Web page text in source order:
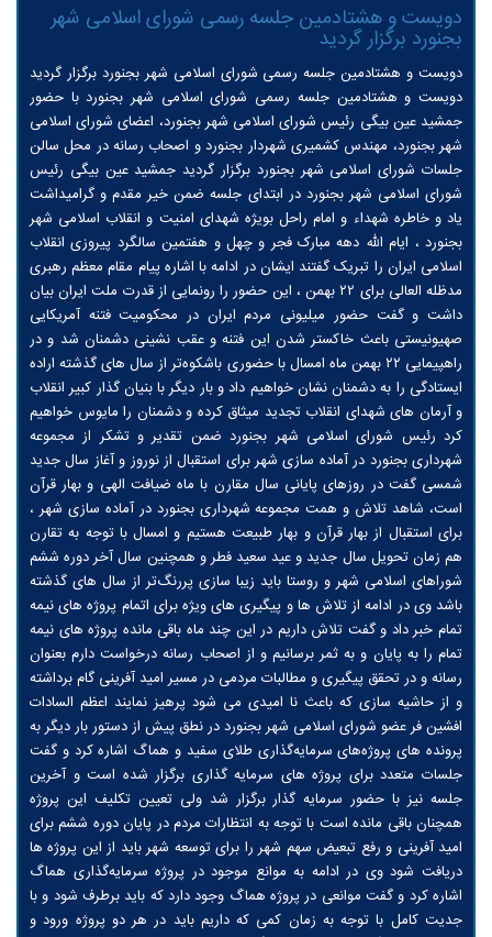
دویست و هشتادمین جلسه رسمی شورای اسلامی شهر
بجنورد برگزار گردید
دویست و هشتادمین جلسه رسمی شورای اسلامی شهر بجنورد برگزار گردید
دویست و هشتادمین جلسه رسمی شورای اسلامی شهر بجنورد با حضور
جمشید عین بیگی رئیس شورای اسلامی شهر بجنورد، اعضای شورای اسلامی
شهر بجنورد، مهندس کشمیری شهردار بجنورد و اصحاب رسانه در محل سالن
جلسات شورای اسلامی شهر بجنورد برگزار گردید جمشید عین بیگی رئیس
شورای اسلامی شهر بجنورد در ابتدای جلسه ضمن خیر مقدم و گرامیداشت
یاد و خاطره شهداء و امام راحل بویژه شهدای امنیت و انقلاب اسلامی شهر
بجنورد ، ایام الله دهه مبارک فجر و چهل و هفتمین سالگرد پیروزی انقلاب
اسلامی ایران را تبریک گفتند ایشان در ادامه با اشاره پیام مقام معظم رهبری
مدظله العالی برای ۲۲ بهمن ، این حضور را رونمایی از قدرت ملت ایران بیان
داشت و گفت حضور میلیونی مردم ایران در محکومیت فتنه آمریکایی
صهیونیستی باعث خاکستر شدن این فتنه و عقب نشینی دشمنان شد و در
راهپیمایی ۲۲ بهمن ماه امسال با حضوری باشکوه‌تر از سال های گذشته اراده
ایستادگی را به دشمنان نشان خواهیم داد و بار دیگر با بنیان گذار کبیر انقلاب
و آرمان های شهدای انقلاب تجدید میثاق کرده و دشمنان را مایوس خواهیم
کرد رئیس‌ شورای اسلامی شهر بجنورد ضمن تقدیر و تشکر از مجموعه
شهرداری بجنورد در آماده سازی شهر برای استقبال از نوروز و آغاز سال جدید
شمسی گفت در روزهای پایانی سال مقارن با ماه ضیافت الهی و بهار قرآن
است، شاهد تلاش و همت مجموعه شهرداری بجنورد در آماده سازی شهر ،
برای استقبال از بهار قرآن و بهار طبیعت هستیم و امسال با توجه به تقارن
هم زمان تحویل سال جدید و عيد سعید فطر و همچنین سال آخر دوره ششم
شوراهای اسلامی شهر و روستا باید زیبا سازی پررنگ‌تر از سال های گذشته
باشد وی در ادامه از تلاش ها و پیگیری های ویژه برای اتمام پروژه های نیمه
تمام خبر داد و گفت تلاش داریم در این چند ماه باقی مانده پروژه های نیمه
تمام را به پایان و به ثمر برسانیم و از اصحاب رسانه درخواست دارم بعنوان
رسانه و در تحقق پیگیری و مطالبات مردمی در مسیر امید آفرینی گام برداشته
و از حاشیه سازی که باعث نا امیدی می شود پرهیز نمایند اعظم السادات
افشین فر عضو شورای اسلامی شهر بجنورد در نطق پیش از دستور بار دیگر به
پرونده های پروژه‌های سرمایه‌گذاری طلای سفید و هماگ اشاره کرد و گفت
جلسات متعدد برای پروژه های سرمایه گذاری برگزار شده است و آخرین
جلسه نیز با حضور سرمایه گذار برگزار شد ولی تعیین تکلیف این پروژه
همچنان باقی مانده است با توجه به انتظارات مردم در پایان دوره ششم برای
امید آفرینی و رفع تبعیض سهم شهر را برای توسعه شهر باید از این پروژه ها
دریافت شود وی در ادامه به موانع موجود در پروژه سرمایه‌گذاری هماگ
اشاره کرد و گفت موانعی در پروژه هماگ وجود دارد که باید برطرف شود و با
جدیت کامل با توجه به زمان کمی که داریم باید در هر دو پروژه ورود و